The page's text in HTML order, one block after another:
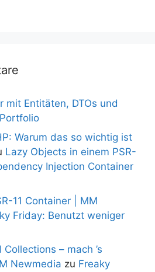
mit Entitäten, DTOs und
Portfolio
Warum das so wichtig ist
Lazy Objects in einem PSR-
Injection Container
11 Container | MM
Friday: Benutzt weniger
– mach ’s
Newmedia zu Freaky